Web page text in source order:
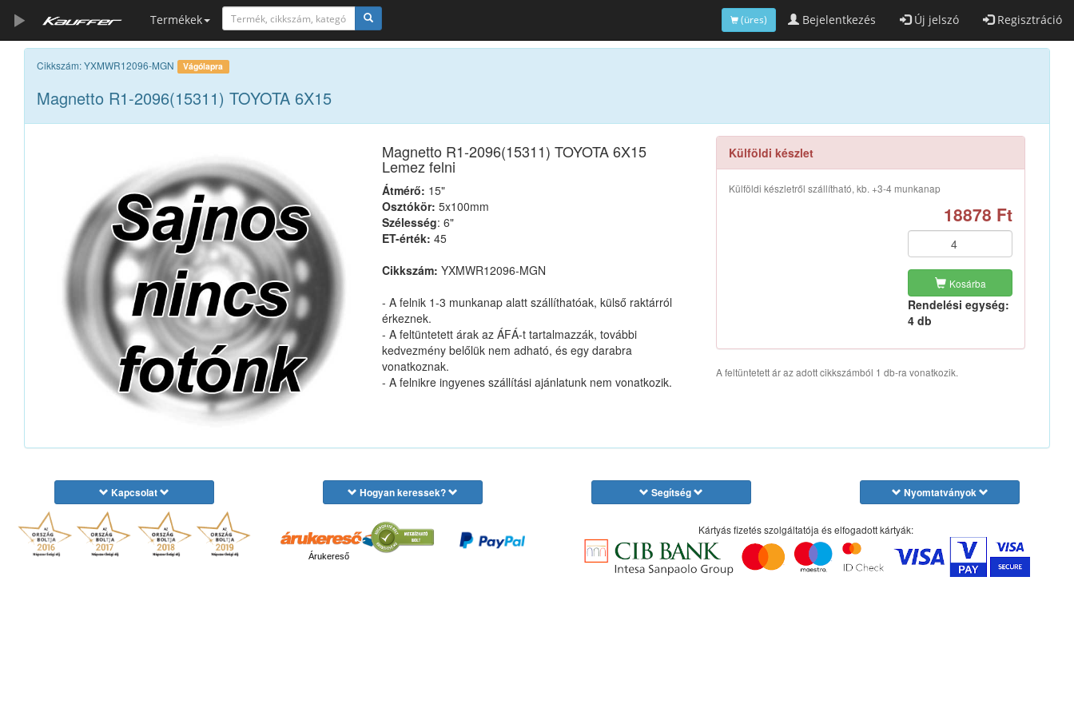
Termékek Bejelentkezés Új jelszó Regisztráció
(üres)
Szerszámkatalógus
Kosár
Alkatrészek
Cikkszám: YXMWR12096-MGN Vágólapra
Magnetto R1-2096(15311) TOYOTA 6X15
Magnetto R1-2096(15311) TOYOTA 6X15
Lemez felni
Átmérő: 15"
Osztókör: 5x100mm
Szélesség: 6"
ET-érték: 45
Cikkszám:YXMWR12096-MGN
- A felnik 1-3 munkanap alatt szállíthatóak, külső raktárról
érkeznek.
- A feltüntetett árak az ÁFÁ-t tartalmazzák, további
kedvezmény belőlük nem adható, és egy darabra
vonatkoznak.
- A felnikre ingyenes szállítási ajánlatunk nem vonatkozik.
Külföldi készlet
Külföldi készletről szállítható, kb. +3-4 munkanap
18878 Ft
Kosárba
Rendelési egység:
4 db
A feltüntetett ár az adott cikkszámból 1 db-ra vonatkozik.
Kapcsolat Hogyan keressek? Segítség Nyomtatványok
Árukereső
Kártyás fizetés szolgáltatója és elfogadott kártyák: